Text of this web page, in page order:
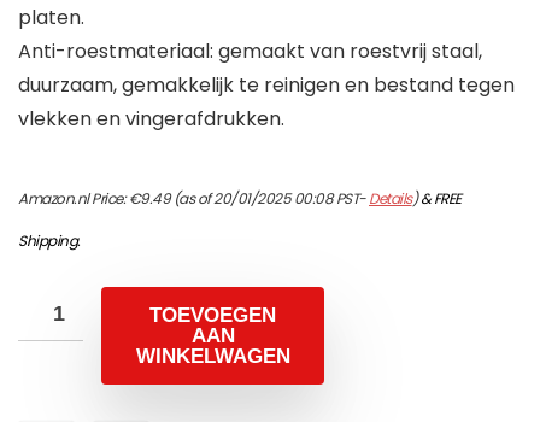
platen.
Anti-roestmateriaal: gemaakt van roestvrij staal,
duurzaam, gemakkelijk te reinigen en bestand tegen
vlekken en vingerafdrukken.
Amazon.nl Price:€9.49(as of 20/01/2025 00:08 PST-Details)&FREE
Shipping.
TOEVOEGEN
AAN
WINKELWAGEN